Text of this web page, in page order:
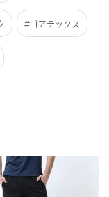
#ゴアテックス